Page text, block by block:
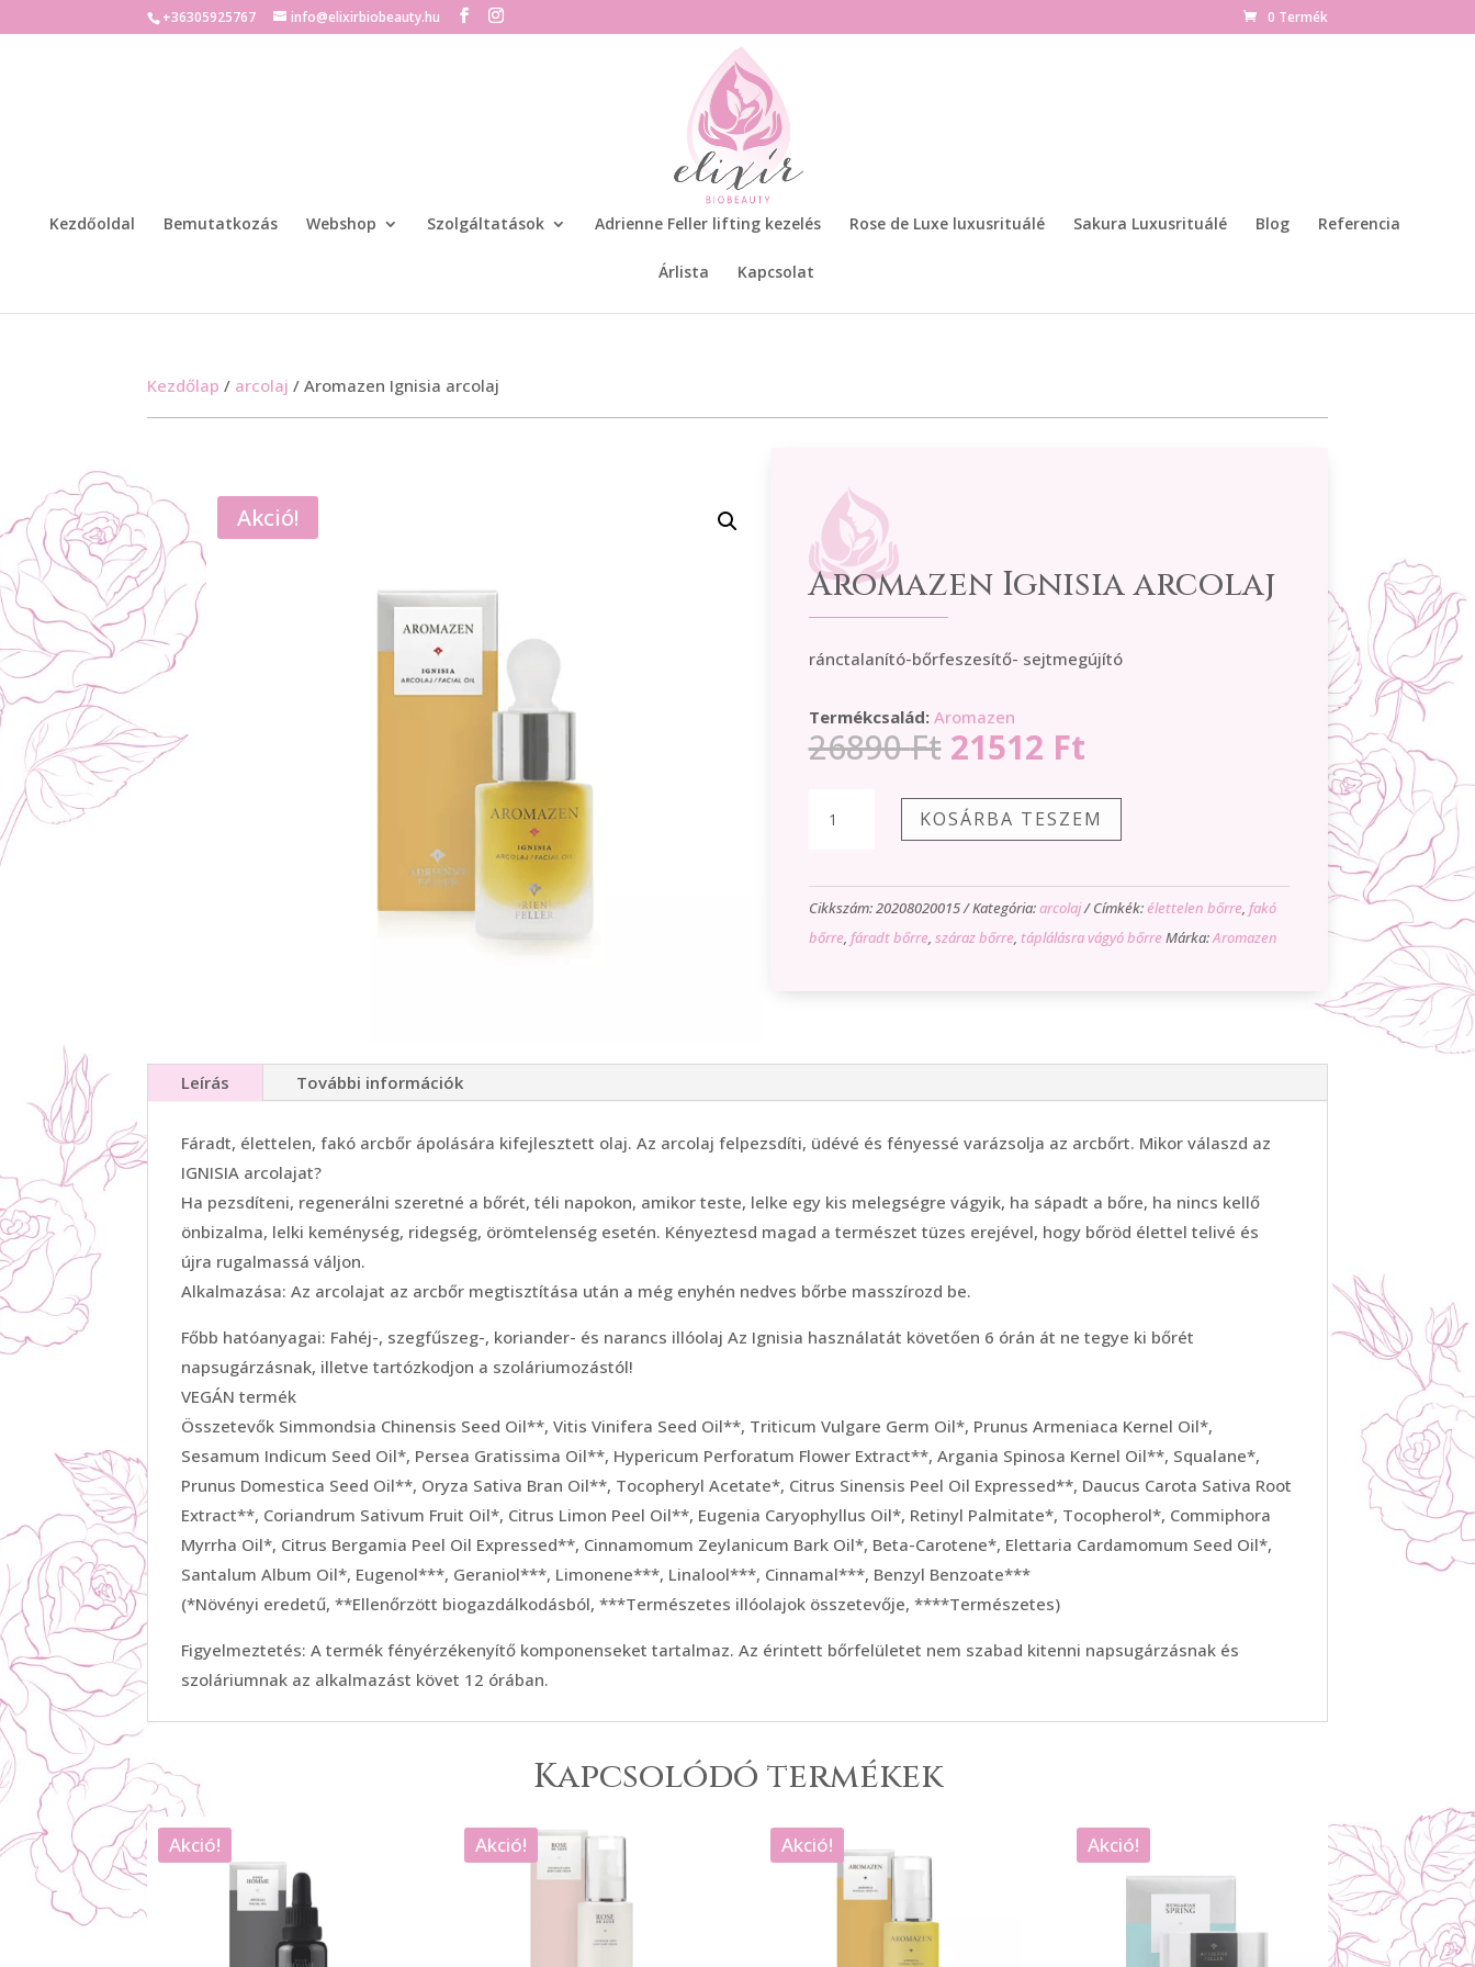
+36305925767 info@elixirbiobeauty.hu 0 Termék
Kezdőoldal Bemutatkozás Webshop Szolgáltatások Adrienne Feller lifting kezelés Rose de Luxe luxusrituálé Sakura Luxusrituálé Blog Referencia
Árlista Kapcsolat
Kezdőlap / arcolaj / Aromazen Ignisia arcolaj
Akció!
Aromazen Ignisia arcolaj
ránctalanító-bőrfeszesítő- sejtmegújító
Termékcsalád: Aromazen
26890Ft Original
price
was:
26890 Ft.
21512 FtCurrent
price
is:
21512 Ft.
Ignisia
mennyiség
KOSÁRBA TESZEM
Cikkszám:20208020015 Kategória:arcolaj Címkék:élettelen bőrre, fakó
bőrre, fáradt bőrre, száraz bőrre, táplálásra vágyó bőrre Márka:Aromazen
Leírás További információk
Fáradt, élettelen, fakó arcbőr ápolására kifejlesztett olaj. Az arcolaj felpezsdíti, üdévé és fényessé varázsolja az arcbőrt. Mikor válaszd az
IGNISIA arcolajat?
Ha pezsdíteni, regenerálni szeretné a bőrét, téli napokon, amikor teste, lelke egy kis melegségre vágyik, ha sápadt a bőre, ha nincs kellő
önbizalma, lelki keménység, ridegség, örömtelenség esetén. Kényeztesd magad a természet tüzes erejével, hogy bőröd élettel telivé és
újra rugalmassá váljon.
Alkalmazása: Az arcolajat az arcbőr megtisztítása után a még enyhén nedves bőrbe masszírozd be.
Főbb hatóanyagai: Fahéj-, szegfűszeg-, koriander- és narancs illóolaj Az Ignisia használatát követően 6 órán át ne tegye ki bőrét
napsugárzásnak, illetve tartózkodjon a szoláriumozástól!
VEGÁN termék
Összetevők Simmondsia Chinensis Seed Oil**, Vitis Vinifera Seed Oil**, Triticum Vulgare Germ Oil*, Prunus Armeniaca Kernel Oil*,
Sesamum Indicum Seed Oil*, Persea Gratissima Oil**, Hypericum Perforatum Flower Extract**, Argania Spinosa Kernel Oil**, Squalane*,
Prunus Domestica Seed Oil**, Oryza Sativa Bran Oil**, Tocopheryl Acetate*, Citrus Sinensis Peel Oil Expressed**, Daucus Carota Sativa Root
Extract**, Coriandrum Sativum Fruit Oil*, Citrus Limon Peel Oil**, Eugenia Caryophyllus Oil*, Retinyl Palmitate*, Tocopherol*, Commiphora
Myrrha Oil*, Citrus Bergamia Peel Oil Expressed**, Cinnamomum Zeylanicum Bark Oil*, Beta-Carotene*, Elettaria Cardamomum Seed Oil*,
Santalum Album Oil*, Eugenol***, Geraniol***, Limonene***, Linalool***, Cinnamal***, Benzyl Benzoate***
(*Növényi eredetű, **Ellenőrzött biogazdálkodásból, ***Természetes illóolajok összetevője, ****Természetes)
Figyelmeztetés: A termék fényérzékenyítő komponenseket tartalmaz. Az érintett bőrfelületet nem szabad kitenni napsugárzásnak és
szoláriumnak az alkalmazást követ 12 órában.
Kapcsolódó termékek
Akció! Akció! Akció! Akció!